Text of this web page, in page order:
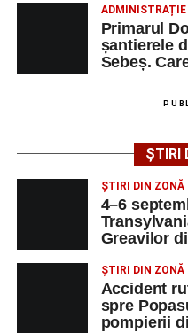
Urmărește-
Ultimele știri din
Femeie de 66 de
strada Dorobanți
Accident pe strada
de 66 de ani rănită
motocicletă
4–6 septembrie
Fest, la Cetatea
ADMINISTRAȚIE
Primarul
șantierele
Sebeș.
ȘTIRI
ȘTIRI DIN ZONĂ
4–6
Greavilor
ȘTIRI DIN ZONĂ
Accident
spre
pompierii